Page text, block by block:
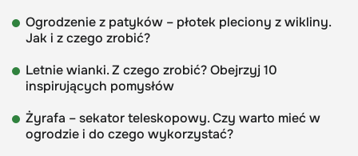
Ogrodzenie z patyków – płotek pleciony z wikliny.
Jak i z czego zrobić?
Letnie wianki. Z czego zrobić? Obejrzyj 10
inspirujących pomysłów
Żyrafa – sekator teleskopowy. Czy warto mieć w
ogrodzie i do czego wykorzystać?